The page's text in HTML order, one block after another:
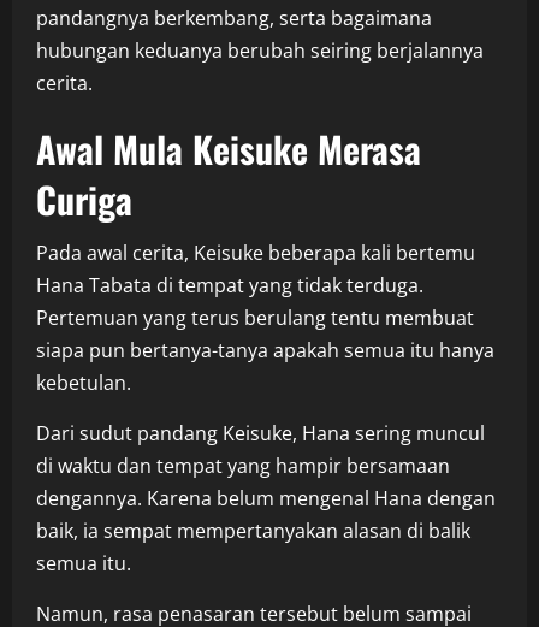
pandangnya berkembang, serta bagaimana
hubungan keduanya berubah seiring berjalannya
cerita.
Awal Mula Keisuke Merasa
Curiga
Pada awal cerita, Keisuke beberapa kali bertemu
Hana Tabata di tempat yang tidak terduga.
Pertemuan yang terus berulang tentu membuat
siapa pun bertanya-tanya apakah semua itu hanya
kebetulan.
Dari sudut pandang Keisuke, Hana sering muncul
di waktu dan tempat yang hampir bersamaan
dengannya. Karena belum mengenal Hana dengan
baik, ia sempat mempertanyakan alasan di balik
semua itu.
Namun, rasa penasaran tersebut belum sampai